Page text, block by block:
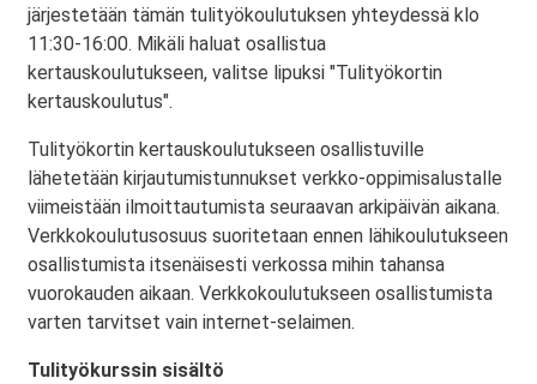
järjestetään tämän tulityökoulutuksen yhteydessä klo
11:30-16:00. Mikäli haluat osallistua
kertauskoulutukseen, valitse lipuksi "Tulityökortin
kertauskoulutus".
Tulityökortin kertauskoulutukseen osallistuville
lähetetään kirjautumistunnukset verkko-oppimisalustalle
viimeistään ilmoittautumista seuraavan arkipäivän aikana.
Verkkokoulutusosuus suoritetaan ennen lähikoulutukseen
osallistumista itsenäisesti verkossa mihin tahansa
vuorokauden aikaan. Verkkokoulutukseen osallistumista
varten tarvitset vain internet-selaimen.
Tulityökurssin sisältö